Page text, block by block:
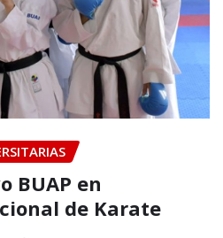
BUAP en
de Karate